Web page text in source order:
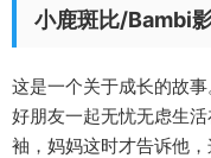
小鹿斑比/Bambi
这是一个关于成长的故
好朋友一起无忧无虑生
袖，妈妈这时才告诉他